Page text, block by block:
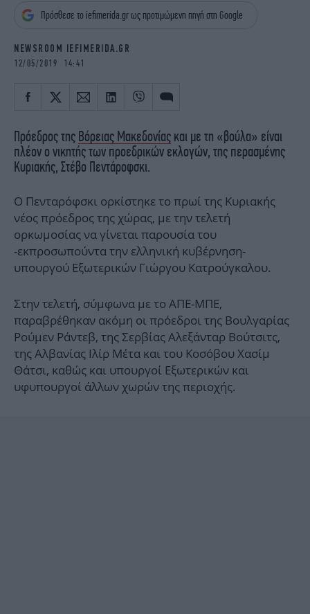
iBOOKS
MEDIA
Πρόσθεσε το iefimerida.gr ως προτιμώμενη πηγή στη Google
NEWSROOM IEFIMERIDA.GR
12/05/2019 14:41
Πρόεδρος της Βόρειας Μακεδονίας και με τη «βούλα» είναι
πλέον ο νικητής των προεδρικών εκλογών, της περασμένης
Κυριακής, Στέβο Πεντάροφσκι.
Ο Πενταρόφσκι ορκίστηκε το πρωί της Κυριακής
νέος πρόεδρος της χώρας, με την τελετή
ορκωμοσίας να γίνεται παρουσία του
-εκπροσωπούντα την ελληνική κυβέρνηση-
υπουργού Εξωτερικών Γιώργου Κατρούγκαλου.
Στην τελετή, σύμφωνα με το ΑΠΕ-ΜΠΕ,
παραβρέθηκαν ακόμη οι πρόεδροι της Βουλγαρίας
Ρούμεν Ράντεβ, της Σερβίας Αλεξάνταρ Βούτσιτς,
της Αλβανίας Ιλίρ Μέτα και του Κοσόβου Χασίμ
Θάτσι, καθώς και υπουργοί Εξωτερικών και
υφυπουργοί άλλων χωρών της περιοχής.